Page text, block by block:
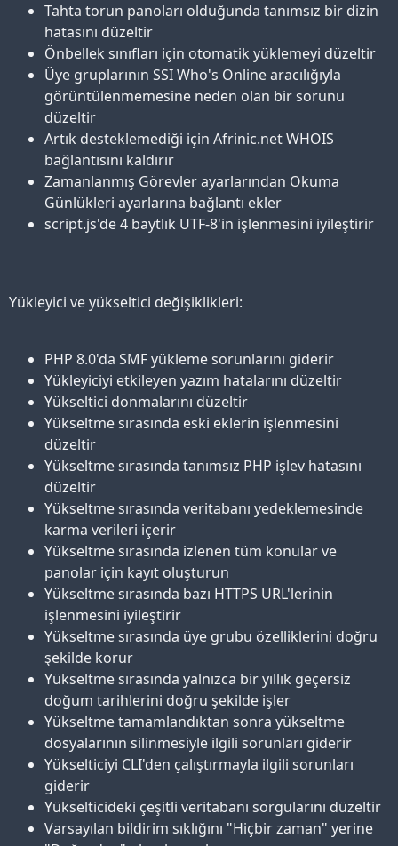
Tahta torun panoları olduğunda tanımsız bir dizin
hatasını düzeltir
Önbellek sınıfları için otomatik yüklemeyi düzeltir
Üye gruplarının SSI Who's Online aracılığıyla
görüntülenmemesine neden olan bir sorunu
düzeltir
Artık desteklemediği için Afrinic.net WHOIS
bağlantısını kaldırır
Zamanlanmış Görevler ayarlarından Okuma
Günlükleri ayarlarına bağlantı ekler
script.js'de 4 baytlık UTF-8'in işlenmesini iyileştirir
Yükleyici ve yükseltici değişiklikleri:
PHP 8.0'da SMF yükleme sorunlarını giderir
Yükleyiciyi etkileyen yazım hatalarını düzeltir
Yükseltici donmalarını düzeltir
Yükseltme sırasında eski eklerin işlenmesini
düzeltir
Yükseltme sırasında tanımsız PHP işlev hatasını
düzeltir
Yükseltme sırasında veritabanı yedeklemesinde
karma verileri içerir
Yükseltme sırasında izlenen tüm konular ve
panolar için kayıt oluşturun
Yükseltme sırasında bazı HTTPS URL'lerinin
işlenmesini iyileştirir
Yükseltme sırasında üye grubu özelliklerini doğru
şekilde korur
Yükseltme sırasında yalnızca bir yıllık geçersiz
doğum tarihlerini doğru şekilde işler
Yükseltme tamamlandıktan sonra yükseltme
dosyalarının silinmesiyle ilgili sorunları giderir
Yükselticiyi CLI'den çalıştırmayla ilgili sorunları
giderir
Yükselticideki çeşitli veritabanı sorgularını düzeltir
Varsayılan bildirim sıklığını "Hiçbir zaman" yerine